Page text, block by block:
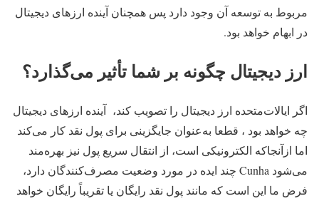
مربوط به توسعه آن وجود دارد پس همچنان آینده ارزهای دیجیتال
در ابهام خواهد بود.
ارز دیجیتال چگونه بر شما تأثیر می‌گذارد؟
اگر ایالات‌متحده ارز دیجیتال را تصویب کند، آینده ارزهای دیجیتال
چه خواهد بود ، قطعا به‌عنوان جایگزینی برای پول نقد کار می‌کند
اما ازآنجاکه الکترونیکی است، از انتقال سریع پول نیز بهره‌مند
می‌شود Cunha چند ایده در مورد وضعیت مصرف‌کنندگان دارد،
فرض ما این است که مانند پول نقد رایگان یا تقریباً رایگان خواهد